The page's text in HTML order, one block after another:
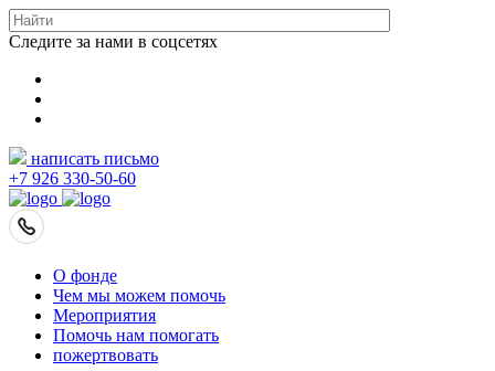
Следите за нами в соцсетях
написать письмо
+7 926 330-50-60
О фонде
Чем мы можем помочь
Мероприятия
Помочь нам помогать
пожертвовать